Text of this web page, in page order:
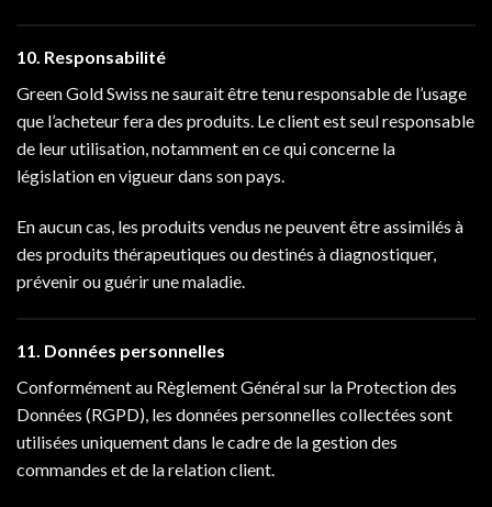
10. Responsabilité
Green Gold Swiss ne saurait être tenu responsable de l’usage
que l’acheteur fera des produits. Le client est seul responsable
de leur utilisation, notamment en ce qui concerne la
législation en vigueur dans son pays.
En aucun cas, les produits vendus ne peuvent être assimilés à
des produits thérapeutiques ou destinés à diagnostiquer,
prévenir ou guérir une maladie.
11. Données personnelles
Conformément au Règlement Général sur la Protection des
Données (RGPD), les données personnelles collectées sont
utilisées uniquement dans le cadre de la gestion des
commandes et de la relation client.